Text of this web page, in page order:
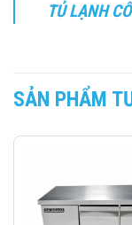
TỦ LẠNH
SẢN PHẨM